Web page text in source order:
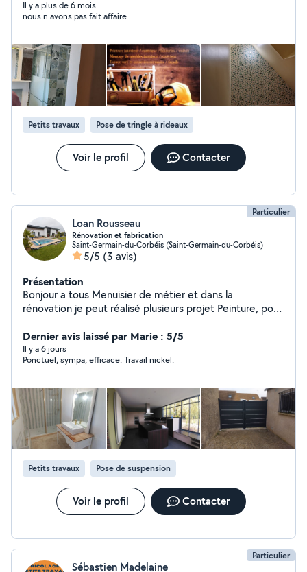
Il y a plus de 6 mois
nous n avons pas fait affaire
Petits travaux Pose de tringle à rideaux
Voir le profil Contacter
Particulier
Loan Rousseau
Rénovation et fabrication
Saint-Germain-du-Corbéis (Saint-Germain-du-Corbéis)
5/5 (3 avis)
Présentation
Bonjour a tous Menuisier de métier et dans la
rénovation je peut réalisé plusieurs projet Peinture, pose
outre revêtement de sol fabrication de serrurerie sur
demande et autre réalisation possible n'hésitez pas a
prendre contact avec moi bonne journée a tous le
Dernier avis laissé par Marie : 5/5
Il y a 6 jours
Ponctuel, sympa, efficace. Travail nickel.
Petits travaux Pose de suspension
Voir le profil Contacter
Particulier
Sébastien Madelaine